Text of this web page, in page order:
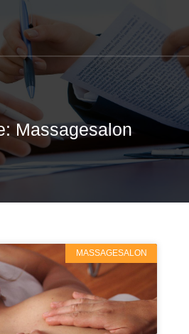
Massagesalon
MASSAGESALON